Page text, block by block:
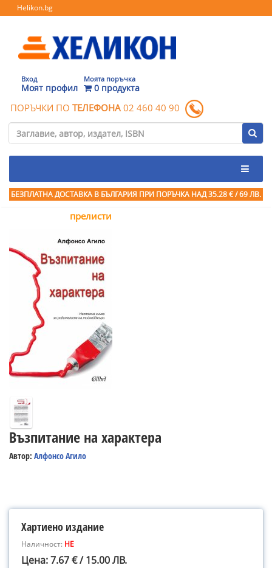
Helikon.bg
Вход
Моят профил
Моята поръчка
0 продукта
ПОРЪЧКИ ПО ТЕЛЕФОНА 02 460 40 90
БЕЗПЛАТНА ДОСТАВКА В БЪЛГАРИЯ ПРИ ПОРЪЧКА НАД 35.28 € / 69 ЛВ.
прелисти
Възпитание на характера
Автор: Алфонсо Агило
Хартиено издание
Наличност: НЕ
Цена: 7.67 € / 15.00 ЛВ.